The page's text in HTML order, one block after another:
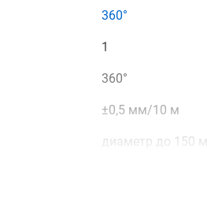
360°
1
360°
±0,5 мм/10 м
диаметр до 150 м